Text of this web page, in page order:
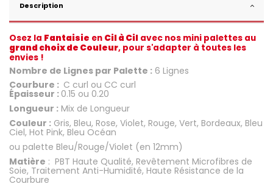
Description
Osez la Fantaisie en Cil à Cil avec nos mini palettes au
grand choix de Couleur, pour s'adapter à toutes les
envies !
Nombre de Lignes par Palette : 6 Lignes
Courbure : C curl ou CC curl
Épaisseur : 0.15 ou 0.20
Longueur : Mix de Longueur
Couleur : Gris, Bleu, Rose, Violet, Rouge, Vert, Bordeaux, Bleu
Ciel, Hot Pink, Bleu Océan
ou palette Bleu/Rouge/Violet (en 12mm)
Matière : PBT Haute Qualité, Revêtement Microfibres de
Soie, Traitement Anti-Humidité, Haute Résistance de la
Courbure